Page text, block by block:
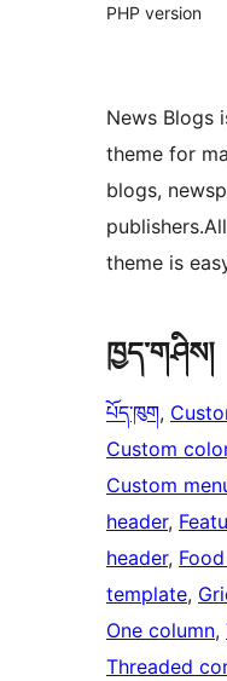
PHP version
News Blogs
theme for
blogs,
theme is
ཁྱད་གཤིས།
པོད་ཁུག,
Custom
Custom
header,
header,
template,
One column,
Threaded